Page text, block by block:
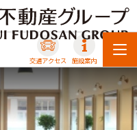
交通アクセス 施設案内